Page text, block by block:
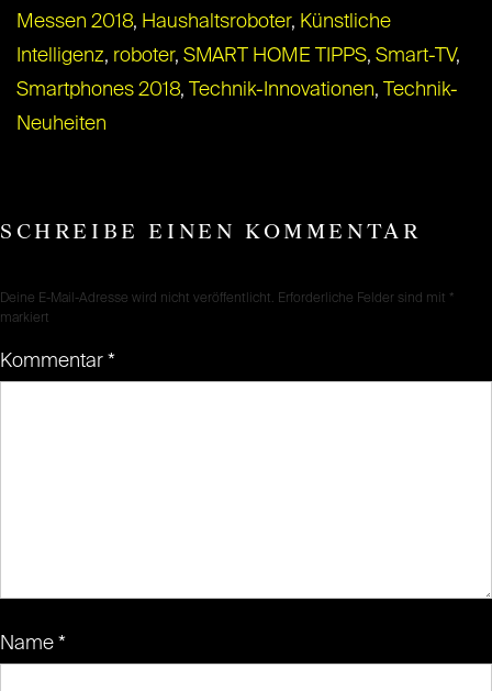
Messen 2018, Haushaltsroboter, Künstliche
Intelligenz, roboter, SMART HOME TIPPS, Smart-TV,
Smartphones 2018, Technik-Innovationen, Technik-
Neuheiten
SCHREIBE EINEN KOMMENTAR
Deine E-Mail-Adresse wird nicht veröffentlicht. Erforderliche Felder sind mit *
markiert
Kommentar *
Name *